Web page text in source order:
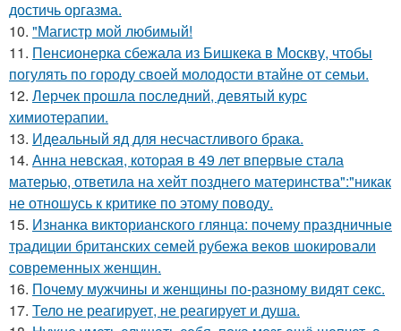
достичь оргазма.
10. "Магистр мой любимый!
11. Пенсионерка сбежала из Бишкека в Москву, чтобы
погулять по городу своей молодости втайне от семьи.
12. Лерчек прошла последний, девятый курс
химиотерапии.
13. Идеальный яд для несчастливого брака.
14. Анна невская, которая в 49 лет впервые стала
матерью, ответила на хейт позднего материнства":"никак
не отношусь к критике по этому поводу.
15. Изнанка викторианского глянца: почему праздничные
традиции британских семей рубежа веков шокировали
современных женщин.
16. Почему мужчины и женщины по-разному видят секс.
17. Тело не реагирует, не реагирует и душа.